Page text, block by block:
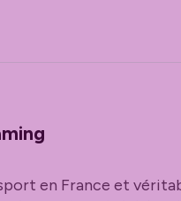
en France et